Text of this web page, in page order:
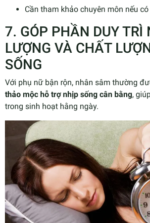
Cần tham khảo chuyên môn nếu có
7. GÓP PHẦN DUY TRÌ
LƯỢNG VÀ CHẤT
SỐNG
Với phụ nữ bận rộn, nhân sâm thường
thảo mộc hỗ trợ nhịp sống cân bằng,
trong sinh hoạt hằng ngày.